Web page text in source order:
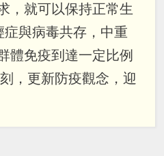
，就可以保持正常生
與病毒共存，中重
體免疫到達一定比例
，更新防疫觀念，迎